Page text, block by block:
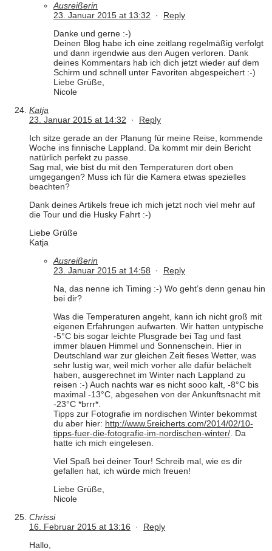
Ausreißerin
23. Januar 2015 at 13:32 · Reply
Danke und gerne :-)
Deinen Blog habe ich eine zeitlang regelmäßig verfolgt
und dann irgendwie aus den Augen verloren. Dank
deines Kommentars hab ich dich jetzt wieder auf dem
Schirm und schnell unter Favoriten abgespeichert :-)
Liebe Grüße,
Nicole
Katja
23. Januar 2015 at 14:32 · Reply
Ich sitze gerade an der Planung für meine Reise, kommende
Woche ins finnische Lappland. Da kommt mir dein Bericht
natürlich perfekt zu passe.
Sag mal, wie bist du mit den Temperaturen dort oben
umgegangen? Muss ich für die Kamera etwas spezielles
beachten?
Dank deines Artikels freue ich mich jetzt noch viel mehr auf
die Tour und die Husky Fahrt :-)
Liebe Grüße
Katja
Ausreißerin
23. Januar 2015 at 14:58 · Reply
Na, das nenne ich Timing :-) Wo geht’s denn genau hin
bei dir?
Was die Temperaturen angeht, kann ich nicht groß mit
eigenen Erfahrungen aufwarten. Wir hatten untypische
-5°C bis sogar leichte Plusgrade bei Tag und fast
immer blauen Himmel und Sonnenschein. Hier in
Deutschland war zur gleichen Zeit fieses Wetter, was
sehr lustig war, weil mich vorher alle dafür belächelt
haben, ausgerechnet im Winter nach Lappland zu
reisen :-) Auch nachts war es nicht sooo kalt, -8°C bis
maximal -13°C, abgesehen von der Ankunftsnacht mit
-23°C *brrr*.
Tipps zur Fotografie im nordischen Winter bekommst
du aber hier: http://www.5reicherts.com/2014/02/10-
tipps-fuer-die-fotografie-im-nordischen-winter/. Da
hatte ich mich eingelesen.
Viel Spaß bei deiner Tour! Schreib mal, wie es dir
gefallen hat, ich würde mich freuen!
Liebe Grüße,
Nicole
Chrissi
16. Februar 2015 at 13:16 · Reply
Hallo,